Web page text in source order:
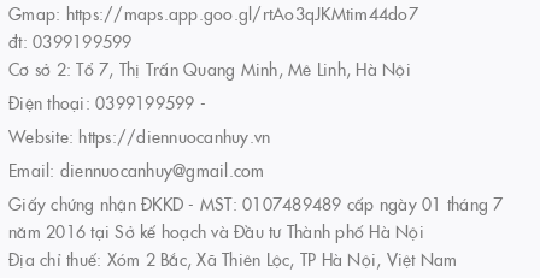
Gmap: https://maps.app.goo.gl/rtAo3qJKMtim44do7
đt: 0399199599
Cơ sở 2: Tổ 7, Thị Trấn Quang Minh, Mê Linh, Hà Nội
Điện thoại: 0399199599 -
Website: https://diennuocanhuy.vn
Email: diennuocanhuy@gmail.com
Giấy chứng nhận ĐKKD - MST: 0107489489 cấp ngày 01 tháng 7
năm 2016 tại Sở kế hoạch và Đầu tư Thành phố Hà Nội
Địa chỉ thuế: Xóm 2 Bắc, Xã Thiên Lộc, TP Hà Nội, Việt Nam